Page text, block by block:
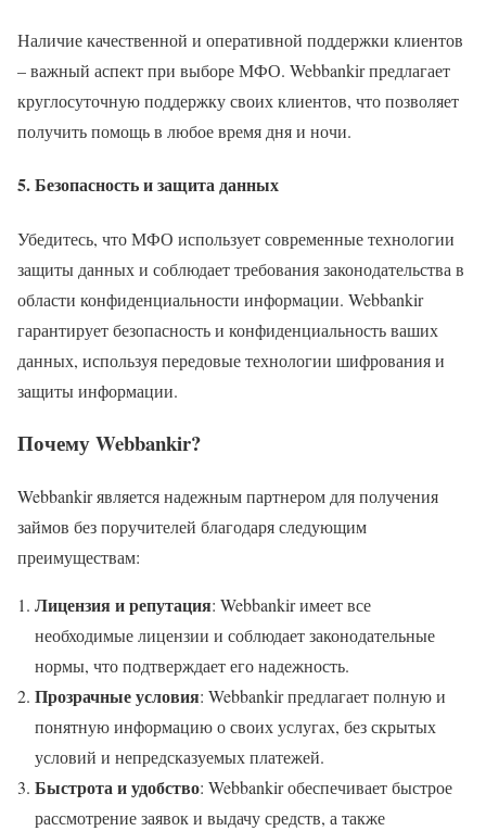
Наличие качественной и оперативной поддержки клиентов
– важный аспект при выборе МФО. Webbankir предлагает
круглосуточную поддержку своих клиентов, что позволяет
получить помощь в любое время дня и ночи.
5. Безопасность и защита данных
Убедитесь, что МФО использует современные технологии
защиты данных и соблюдает требования законодательства в
области конфиденциальности информации. Webbankir
гарантирует безопасность и конфиденциальность ваших
данных, используя передовые технологии шифрования и
защиты информации.
Почему Webbankir?
Webbankir является надежным партнером для получения
займов без поручителей благодаря следующим
преимуществам:
Лицензия и репутация: Webbankir имеет все
необходимые лицензии и соблюдает законодательные
нормы, что подтверждает его надежность.
Прозрачные условия: Webbankir предлагает полную и
понятную информацию о своих услугах, без скрытых
условий и непредсказуемых платежей.
Быстрота и удобство: Webbankir обеспечивает быстрое
рассмотрение заявок и выдачу средств, а также